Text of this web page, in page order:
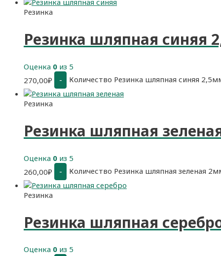
Резинка
Резинка шляпная синяя
Оценка 0 из 5
270,00₽ - Количество Резинка шляпная синяя
Резинка
Резинка шляпная
Оценка 0 из 5
260,00₽ - Количество Резинка шляпная зеленая
Резинка
Резинка шляпная
Оценка 0 из 5